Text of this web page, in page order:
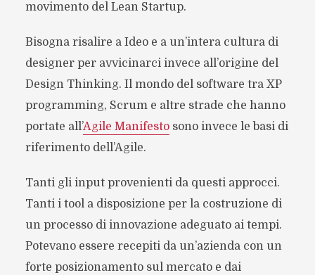
movimento del Lean Startup.
Bisogna risalire a Ideo e a un’intera cultura di
designer per avvicinarci invece all’origine del
Design Thinking. Il mondo del software tra XP
programming, Scrum e altre strade che hanno
portate all’Agile Manifestosono invece le basi di
riferimento dell’Agile.
Tanti gli input provenienti da questi approcci.
Tanti i tool a disposizione per la costruzione di
un processo di innovazione adeguato ai tempi.
Potevano essere recepiti da un’azienda con un
forte posizionamento sul mercato e dai